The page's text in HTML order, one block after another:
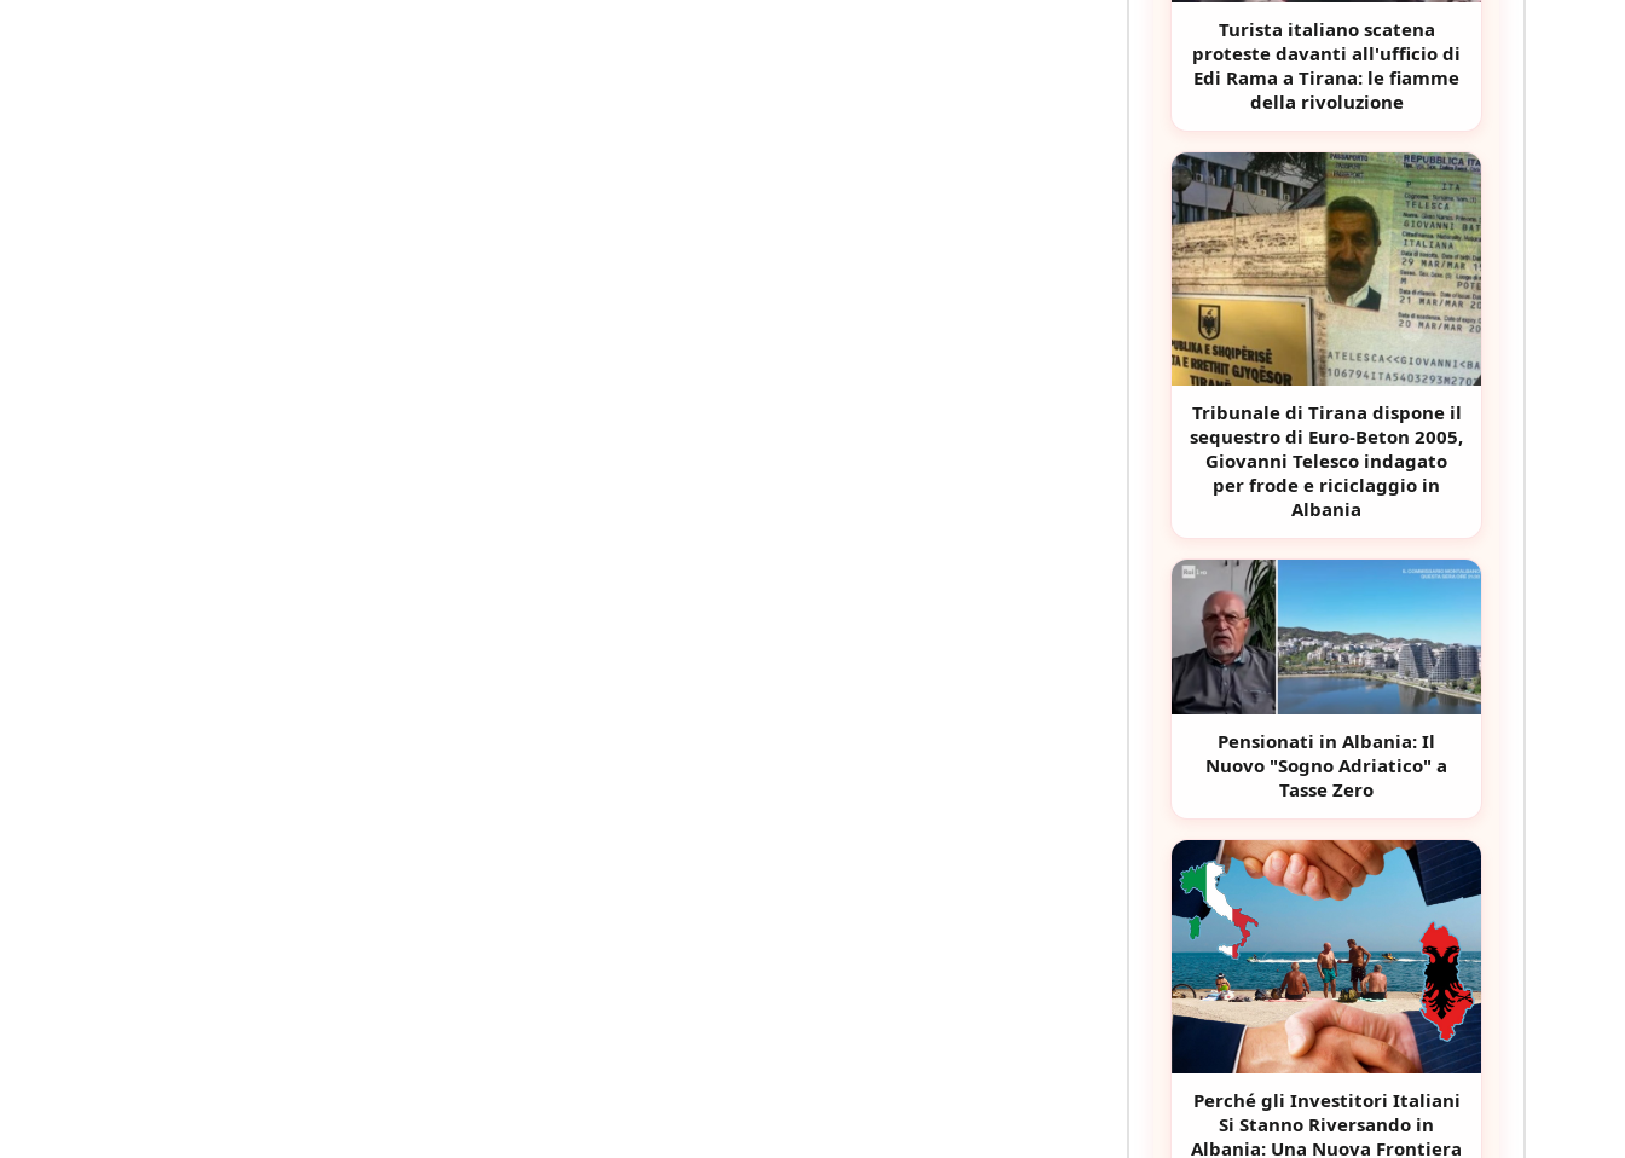
Turista italiano scatena
proteste davanti all'ufficio di
Edi Rama a Tirana: le fiamme
della rivoluzione
Tribunale di Tirana dispone il
sequestro di Euro-Beton 2005,
Giovanni Telesco indagato
per frode e riciclaggio in
Albania
Pensionati in Albania: Il
Nuovo "Sogno Adriatico" a
Tasse Zero
Perché gli Investitori Italiani
Si Stanno Riversando in
Albania: Una Nuova Frontiera